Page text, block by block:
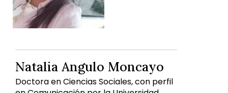
Natalia Angulo Moncayo
Doctora en Ciencias Sociales, con perfil